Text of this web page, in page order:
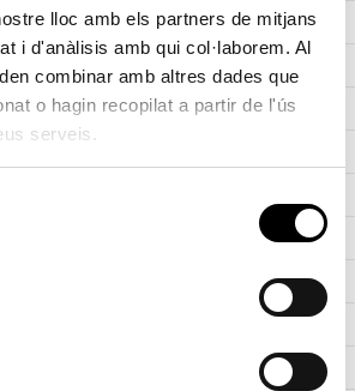
lloc amb els partners de mitjans
i d'anàlisis amb qui col·laborem. Al
combinar amb altres dades que
o hagin recopilat a partir de l'ús
serveis.